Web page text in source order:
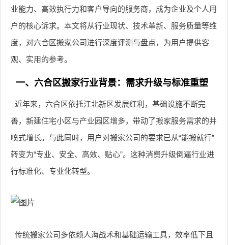
业能力、高效执行力和客户导向的服务商，成为企业及个人用
户的核心诉求。本文将从行业现状、技术革新、服务质量等维
度，对六合区搬家公司进行深度评测与盘点，为用户提供客
观、实用的参考。
一、六合区搬家行业背景：需求升级与标准重塑
近年来，六合区依托江北新区发展红利，基础设施不断完
善，新建住宅小区与产业园区增多，带动了搬家服务需求的井
喷式增长。与此同时，用户对搬家公司的要求已从“能搬就行”
转变为“专业、安全、高效、贴心”。这种消费升级倒逼行业进
行标准化、专业化转型。
传统搬家公司多依赖人海战术和基础运输工具，效率低下且